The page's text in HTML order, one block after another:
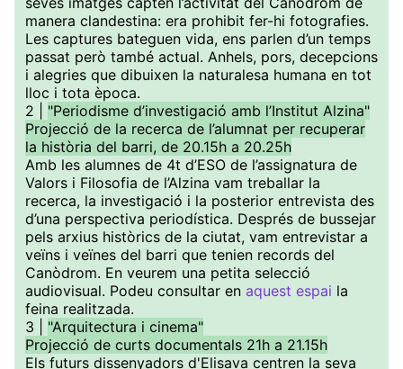
manera clandestina: era prohibit fer-hi fotografies.
Les captures bateguen vida, ens parlen d’un temps
passat però també actual. Anhels, pors, decepcions
i alegries que dibuixen la naturalesa humana en tot
lloc i tota època.
2 | "Periodisme d’investigació amb l’Institut Alzina"
Projecció de la recerca de l’alumnat per recuperar
la història del barri, de 20.15h a 20.25h
Amb les alumnes de 4t d’ESO de l’assignatura de
Valors i Filosofia de l’Alzina vam treballar la
recerca, la investigació i la posterior entrevista des
d’una perspectiva periodística. Després de bussejar
pels arxius històrics de la ciutat, vam entrevistar a
veïns i veïnes del barri que tenien records del
Canòdrom. En veurem una petita selecció
audiovisual. Podeu consultar en aquest espai la
feina realitzada.
3 | "Arquitectura i cinema"
Projecció de curts documentals 21h a 21.15h
Els futurs dissenyadors d'Elisava centren la seva